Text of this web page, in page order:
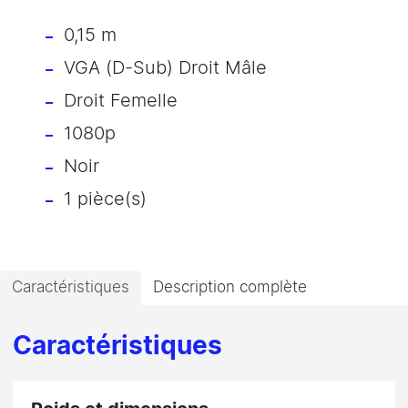
0,15 m
VGA (D-Sub) Droit Mâle
Droit Femelle
1080p
Noir
1 pièce(s)
Caractéristiques Description complète
Caractéristiques